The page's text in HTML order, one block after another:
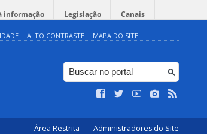
informação Legislação Canais
ALTO CONTRASTE MAPA DO SITE
Área Restrita Administradores do Site